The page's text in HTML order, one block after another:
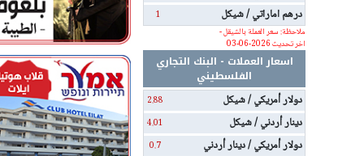
درهم اماراتي / شيكل
1
ملاحظة: سعر العملة بالشيقل -
اخر تحديث 2026-06-03
اسعار العملات - البنك التجاري
الفلسطيني
دولار أمريكي / شيكل
2.88
دينار أردني / شيكل 4.01
دولار أمريكي / دينار أردني 0.7